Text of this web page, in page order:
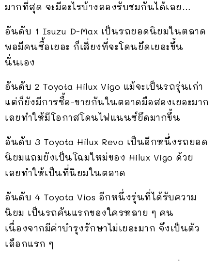
มากที่สุด จะมีอะไรบ้างลองรับชมกันได้เลย…
อันดับ 1 Isuzu D-Max เป็นรถยอดนิยมในตลาด
พอมีคนซื้อเยอะ ก็เสี่ยงที่จะโดนยึดเยอะขึ้น
นั่นเอง
อันดับ 2 Toyota Hilux Vigo แม้จะเป็นรถรุ่นเก่า
แต่ก็ยังมีการซื้อ-ขายกันในตลาดมือสองเยอะมาก
เลยทำให้มีโอกาสโดนไฟแนนซ์ยึดมากขึ้น
อันดับ 3 Toyota Hilux Revo เป็นอีกหนึ่งรถยอด
นิยมแถมยังเป็นโฉมใหม่ของ Hilux Vigo ด้วย
เลยทำให้เป็นที่นิยมในตลาด
อันดับ 4 Toyota Vios อีกหนึ่งรุ่นที่ได้รับความ
นิยม เป็นรถคันแรกของใครหลาย ๆ คน
เนื่องจากมีค่าบำรุงรักษาไม่เยอะมาก จึงเป็นตัว
เลือกแรก ๆ